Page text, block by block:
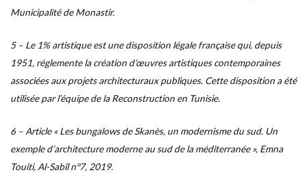
Municipalité de Monastir.
5 – Le 1% artistique est une disposition légale française qui, depuis
1951, réglemente la création d’œuvres artistiques contemporaines
associées aux projets architecturaux publiques. Cette disposition a été
utilisée par l’équipe de la Reconstruction en Tunisie.
6 – Article « Les bungalows de Skanès, un modernisme du sud. Un
exemple d’architecture moderne au sud de la méditerranée », Emna
Touiti, Al-Sabîl n°7, 2019.